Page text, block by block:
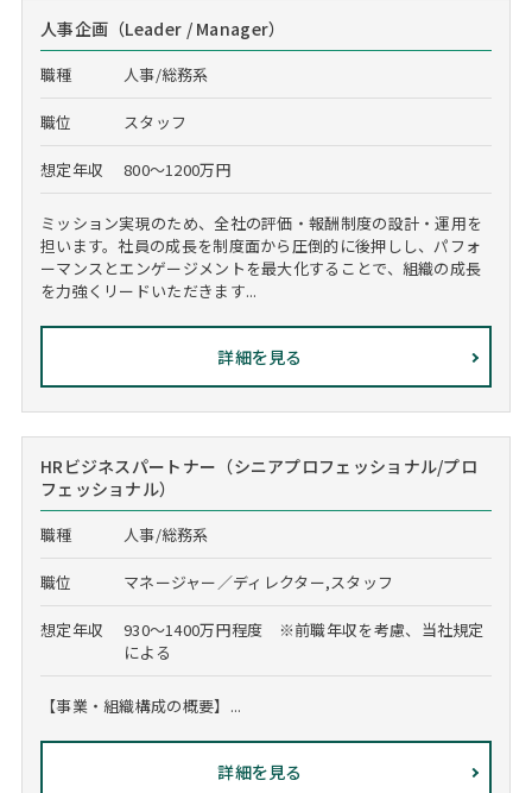
人事企画（Leader / Manager）
職種 人事/総務系
職位 スタッフ
想定年収 800～1200万円
ミッション実現のため、全社の評価・報酬制度の設計・運用を
担います。社員の成長を制度面から圧倒的に後押しし、パフォ
ーマンスとエンゲージメントを最大化することで、組織の成長
を力強くリードいただきます...
詳細を見る
HRビジネスパートナー（シニアプロフェッショナル/プロ
フェッショナル）
職種 人事/総務系
職位 マネージャー／ディレクター,スタッフ
想定年収
930～1400万円程度 ※前職年収を考慮、当社規定
による
【事業・組織構成の概要】...
詳細を見る